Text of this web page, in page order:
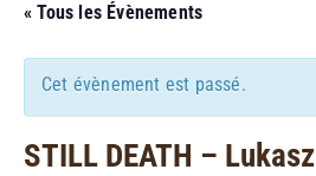
« Tous les Évènements
Cet évènement est passé.
STILL DEATH –